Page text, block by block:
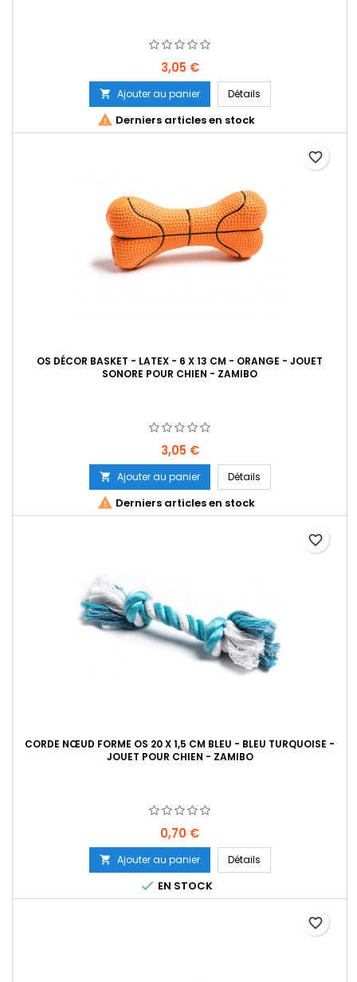
Prix
3,05 €
 Ajouter au panier Détails
 Derniers articles en stock
OS DÉCOR BASKET - LATEX - 6 X 13 CM - ORANGE - JOUET
SONORE POUR CHIEN - ZAMIBO
Prix
3,05 €
 Ajouter au panier Détails
 Derniers articles en stock
favorite_border
CORDE NŒUD FORME OS 20 X 1,5 CM BLEU - BLEU TURQUOISE -
JOUET POUR CHIEN - ZAMIBO
Prix
0,70 €
 Ajouter au panier Détails
 EN STOCK
favorite_border
favorite_border